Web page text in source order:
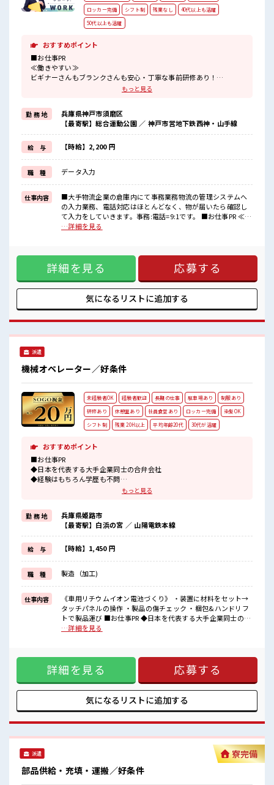
ロッカー完備
シフト制 残業なし
40代以上も活躍
50代以上も活躍
おすすめポイント
■お仕事PR
≪働きやすい≫
ビギナーさんもブランクさんも安心・丁寧な事前研修あり！
残業基本ナシのお仕事♪
オンとオフをきっちり切り替えたい方にオススメ！
≪機能的な制服アリ≫
制服があるので、
毎日の服装の悩み解消♪
≪初めての仕事だけど自分にもできそう≫
新しいことにチャレンジするのは不安だけど、
しっかり働く環境が整っています！
イチからスキルUP・ステップUP目指していきましょう！
■職場の雰囲気
しっかり休める休憩室あり！
オンオフの切替もできちゃう！
ピタっと定時退社！
残業は基本ナシ♪
もっと見る
勤 務 地
兵庫県神戸市須磨区
【最寄駅】総合運動公園 ／ 神戸市営地下鉄西神・山手線
給 与 【時給】2,200 円
職 種 データ入力
仕事内容
■大手物流企業の倉庫内にて事務業務物流の管理システムへ
の入力業務、電話対応はほとんどなく、物が届いたら確認し
て入力をしていきます。事務:電話=9:1です。 ■お仕事PR ≪働
きやすい≫ ビギナーさんもブランクさんも安心・丁寧な事前
たい方にオススメ！ ≪機能的な制服アリ≫ 制服があるので、
毎日の服装の悩み解消♪ ≪初めての仕事だけど自分にもでき
そう≫ 新しいことにチャレンジするのは不安だけど、 しっか
り働く環境が整っています！ イチからスキルUP・ステップ
UP目指していきましょう！ ■職場の雰囲気 しっかり休める休
憩室あり！ オンオフの切替もできちゃう！ 職場にはロッカー
退社！ 残業は基本ナシ♪
…詳細を見る
詳細を見る 応募する
気になるリストに追加する
派遣
機械オペレーター／好条件
未経験者OK 経験者歓迎 長期の仕事 駐車場あり
制服あり
研修あり
休憩室あり 社員食堂あり ロッカー完備
染髪OK
シフト制
残業 20H以上 平均年齢20代 30代が活躍
おすすめポイント
■お仕事PR
◆日本を代表する大手企業同士の合弁会社
◆経験はもちろん学歴も不問
◆基本マニュアル通りなのでカンタン！
《更新手当3ヶ月ごとに5万円あり》
《昇給制度あり》
時給1450円！
さらに入社半年後には時給1500円にUP！
長期就業で収入UPを目指そう！
《通勤方法》
最寄駅から企業の無料送迎あり！
車/バイク/自転車通勤もOK◎無料駐車場・駐輪場完備！
■職場の雰囲気
キバツ過ぎなければ髪のカラーリングOK！
社員食堂は150円～400円ほどで利用可能！
お財布にやさしい◎
荷物が多い方も安心ですね♪
最寄り駅から会社までの送迎バス付き☆
#SOGO祝金
もっと見る
勤 務 地
兵庫県姫路市
【最寄駅】白浜の宮 ／ 山陽電鉄本線
給 与 【時給】1,450 円
職 種 製造（加工)
仕事内容
《車用リチウムイオン電池づくり》 ・装置に材料をセット→
タッチパネルの操作 ・製品の傷チェック ・梱包&ハンドリフ
トで製品運び ■お仕事PR ◆日本を代表する大手企業同士の合
弁会社 ◆経験はもちろん学歴も不問 ◆基本マニュアル通りな
UP！ 長期就業で収入UPを目指そう！ 《通勤方法》 最寄駅か
ら企業の無料送迎あり！ 車/バイク/自転車通勤もOK◎無料駐
車場・駐輪場完備！ ■職場の雰囲気 キバツ過ぎなければ髪の
カラーリングOK！ 社員食堂は150円～400円ほどで利用可
能！ お財布にやさしい◎ 制服無料貸与！ ロッカー・休憩室完
備！ 荷物が多い方も安心ですね♪ 最寄り駅から会社までの送
…詳細を見る
詳細を見る 応募する
気になるリストに追加する
派遣
部品供給・充填・運搬／好条件
寮完備